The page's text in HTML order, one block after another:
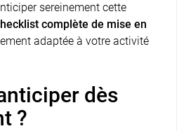
sereinement cette
complète de mise en
adaptée à votre activité
dès
?